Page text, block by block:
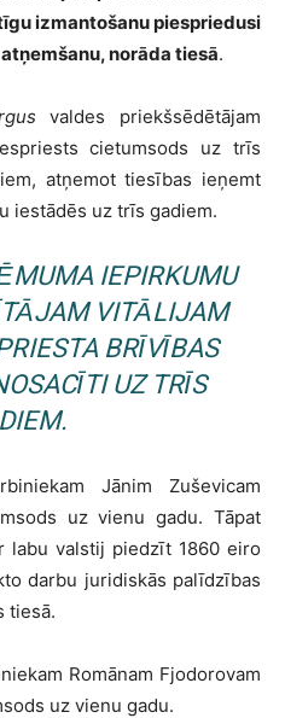
izmantošanu piespriedusi
norāda tiesā.
valdes priekšsēdētājam
cietumsods uz trīs
atņemot tiesības ieņemt
iestādēs uz trīs gadiem.
IEPIRKUMU
VITĀLIJAM
BRĪVĪBAS
UZ TRĪS
Jānim Zuševicam
uz vienu gadu. Tāpat
labu valstij piedzīt 1860 eiro
darbu juridiskās palīdzības
tiesā.
Romānam Fjodorovam
uz vienu gadu.